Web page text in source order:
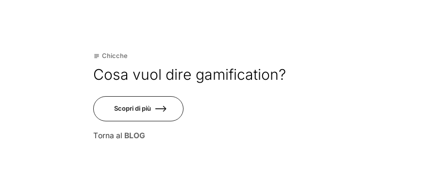
17
subject Chicche
Cosa vuol dire gamification?
Scopri di più
Torna al BLOG